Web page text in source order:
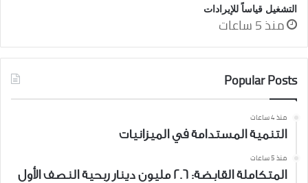
التشغيل قياساً للإيرادات
منذ 5 ساعات
Popular Posts
منذ 4 ساعات
التنمية المستدامة في الميزانيات
منذ 5 ساعات
المتكاملة القابضة: 2.6 مليون دينار ربحية النصف الأول